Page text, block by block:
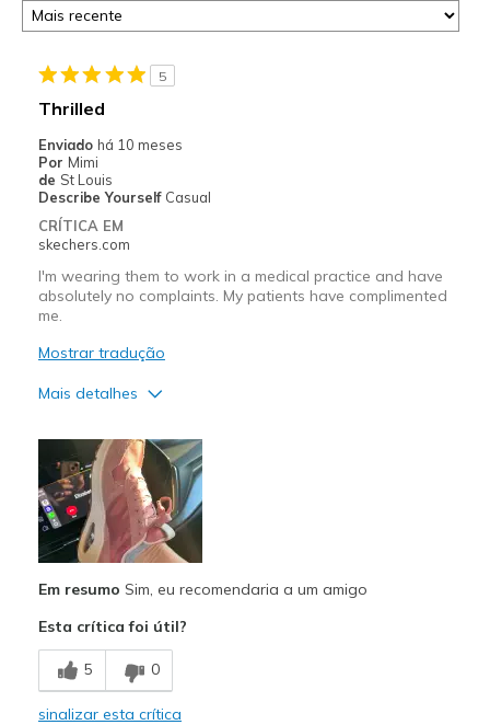
5
Thrilled
Enviado há 10 meses
Por Mimi
de St Louis
Describe Yourself Casual
CRÍTICA EM
skechers.com
I'm wearing them to work in a medical practice and have
absolutely no complaints. My patients have complimented
me.
Mostrar tradução
Mais detalhes
Attractive Design
Comfortable
Stylish
Melhores utilizações
Casual Wear
Width
Sizing
Em resumo Sim, eu recomendaria a um amigo
Esta crítica foi útil?
5 0
sinalizar esta crítica